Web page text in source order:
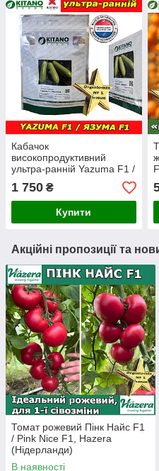
Кабачок
високопродуктивний
ультра-ранній Yazuma F1 /
Язума F1 (KS 3714), ТМ
Kitano Seeds
1 750 ₴
Купити
Акційні пропозиції та
Томат рожевий Пінк Найс F1
/ Pink Nice F1, Hazera
(Нідерланди)
В наявності